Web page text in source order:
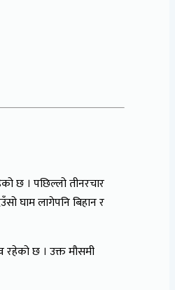
छ । पछिल्लो तीनरचार
घाम लागेपनि बिहान र
छ । उक्त मौसमी